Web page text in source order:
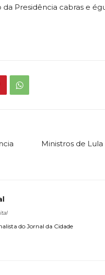
Presidência cabras e
Ministros de
do Jornal da Cidade